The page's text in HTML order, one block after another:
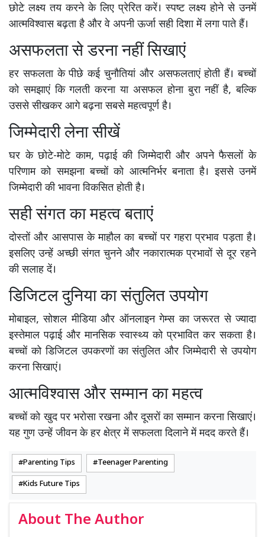
छोटे लक्ष्य तय करने के लिए प्रेरित करें। स्पष्ट लक्ष्य होने से उनमें
आत्मविश्वास बढ़ता है और वे अपनी ऊर्जा सही दिशा में लगा पाते हैं।
असफलता से डरना नहीं सिखाएं
हर सफलता के पीछे कई चुनौतियां और असफलताएं होती हैं। बच्चों
को समझाएं कि गलती करना या असफल होना बुरा नहीं है, बल्कि
उससे सीखकर आगे बढ़ना सबसे महत्वपूर्ण है।
जिम्मेदारी लेना सीखें
घर के छोटे-मोटे काम, पढ़ाई की जिम्मेदारी और अपने फैसलों के
परिणाम को समझना बच्चों को आत्मनिर्भर बनाता है। इससे उनमें
जिम्मेदारी की भावना विकसित होती है।
सही संगत का महत्व बताएं
दोस्तों और आसपास के माहौल का बच्चों पर गहरा प्रभाव पड़ता है।
इसलिए उन्हें अच्छी संगत चुनने और नकारात्मक प्रभावों से दूर रहने
की सलाह दें।
डिजिटल दुनिया का संतुलित उपयोग
मोबाइल, सोशल मीडिया और ऑनलाइन गेम्स का जरूरत से ज्यादा
इस्तेमाल पढ़ाई और मानसिक स्वास्थ्य को प्रभावित कर सकता है।
बच्चों को डिजिटल उपकरणों का संतुलित और जिम्मेदारी से उपयोग
करना सिखाएं।
आत्मविश्वास और सम्मान का महत्व
बच्चों को खुद पर भरोसा रखना और दूसरों का सम्मान करना सिखाएं।
यह गुण उन्हें जीवन के हर क्षेत्र में सफलता दिलाने में मदद करते हैं।
Parenting Tips Teenager Parenting
Kids Future Tips
About The Author